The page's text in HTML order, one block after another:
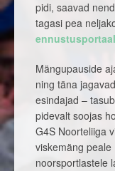
pidi, saavad
tagasi pea
Mängupauside
ning täna
esindajad –
pidevalt soojas
G4S Noorteliiga
viskemäng
noorsportlastele